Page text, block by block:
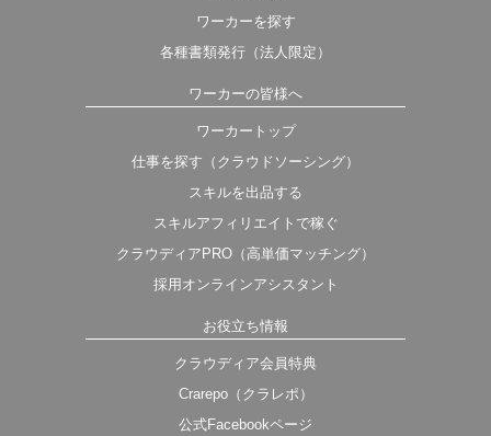
ワーカーを探す
各種書類発行（法人限定）
ワーカーの皆様へ
ワーカートップ
仕事を探す（クラウドソーシング）
スキルを出品する
スキルアフィリエイトで稼ぐ
クラウディアPRO（高単価マッチング）
採用オンラインアシスタント
お役立ち情報
クラウディア会員特典
Crarepo（クラレポ）
公式Facebookページ